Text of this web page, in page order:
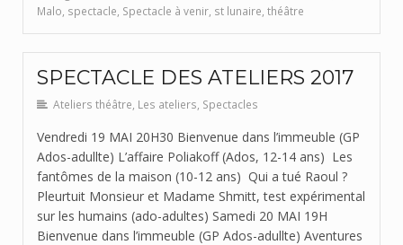
Malo, spectacle, Spectacle à venir, st lunaire, théâtre
SPECTACLE DES ATELIERS 2017
Ateliers théâtre Les ateliers Spectacles
Vendredi 19 MAI 20H30 Bienvenue dans l’immeuble (GP
Ados-adullte) L’affaire Poliakoff (Ados, 12-14 ans) Les
fantômes de la maison (10-12 ans) Qui a tué Raoul ?
Pleurtuit Monsieur et Madame Shmitt, test expérimental
sur les humains (ado-adultes) Samedi 20 MAI 19H
Bienvenue dans l’immeuble (GP Ados-adullte) Aventures